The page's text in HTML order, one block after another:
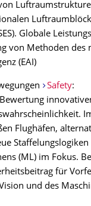
Globale
von Methoden des
(EAI)
Safety:
Flughäfen,
Staffelungslogiken
(ML) im Fokus.
für
und des